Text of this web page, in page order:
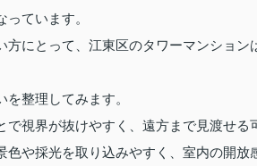
ています。
にとって、江東区のタワーマンション
整理してみます。
視界が抜けやすく、遠方まで見渡せる
や採光を取り込みやすく、室内の開放